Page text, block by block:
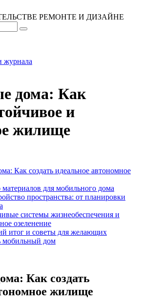
РЕМОНТЕ И ДИЗАЙНЕ
журнала
дома: Как
и
жилище
Как создать идеальное автономное
для мобильного дома
пространства: от планировки
системы жизнеобеспечения и
озеленение
итог и советы для желающих
мобильный дом
Как создать
жилище